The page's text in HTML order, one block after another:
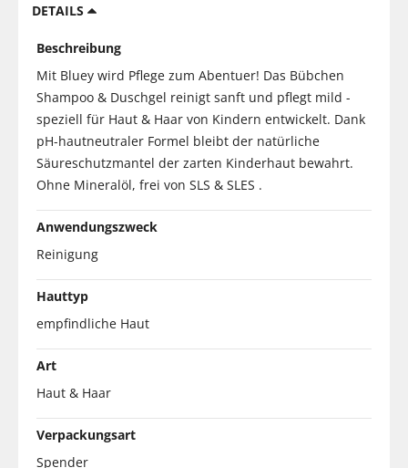
DETAILS
Beschreibung
Mit Bluey wird Pflege zum Abentuer! Das Bübchen
Shampoo & Duschgel reinigt sanft und pflegt mild -
speziell für Haut & Haar von Kindern entwickelt. Dank
pH-hautneutraler Formel bleibt der natürliche
Säureschutzmantel der zarten Kinderhaut bewahrt.
Ohne Mineralöl, frei von SLS & SLES .
Anwendungszweck
Reinigung
Hauttyp
empfindliche Haut
Art
Haut & Haar
Verpackungsart
Spender